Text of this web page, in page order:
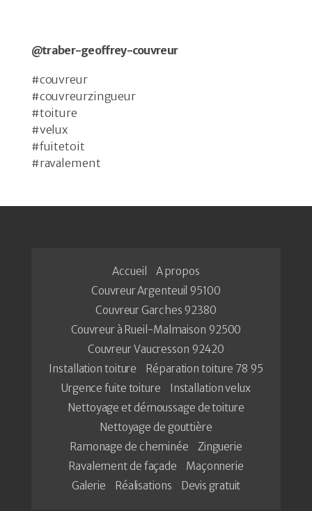
@traber-geoffrey-couvreur
#couvreur
#couvreurzingueur
#toiture
#velux
#fuitetoit
#ravalement
Accueil
A propos
Couvreur Argenteuil 95100
Couvreur Garches 92380
Couvreur à Rueil-Malmaison 92500
Couvreur Vaucresson 92420
Installation toiture
Réparation toiture 78 95
Urgence fuite toiture
Installation velux
Nettoyage et démoussage de toiture
Nettoyage de gouttière
Ramonage de cheminée
Zinguerie
Ravalement de façade
Maçonnerie
Galerie
Réalisations Devis gratuit